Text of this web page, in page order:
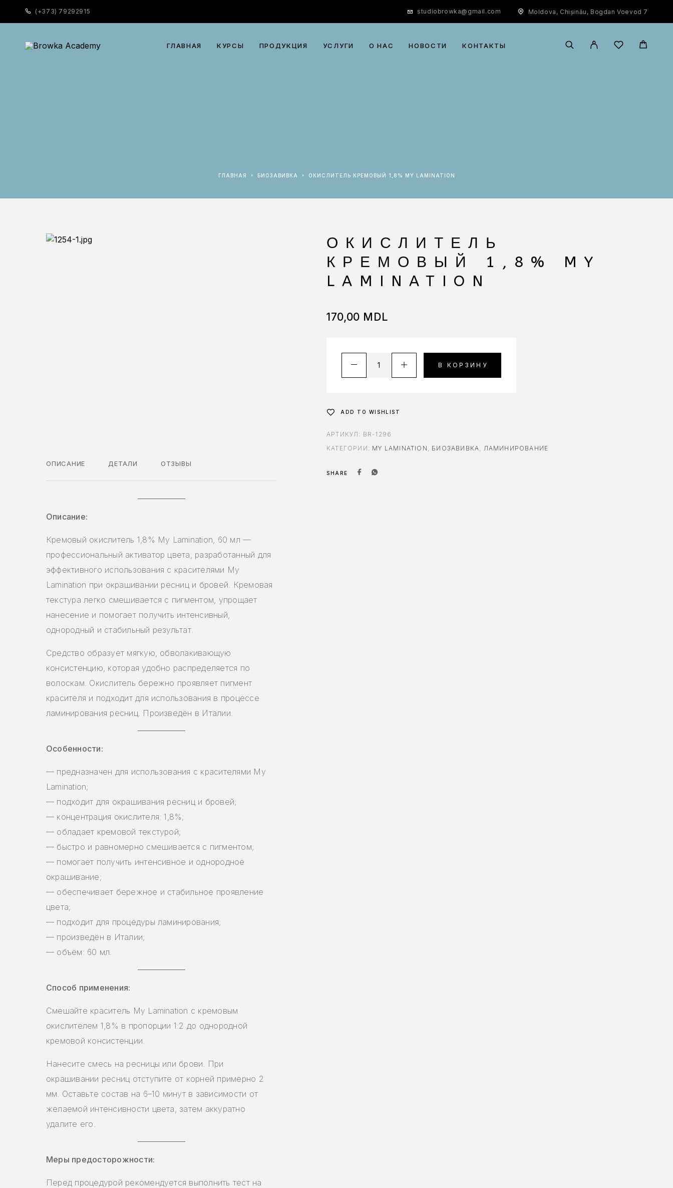
(+373) 79292915 studiobrowka@gmail.com Moldova, Chișinău, Bogdan Voevod 7
ГЛАВНАЯ КУРСЫ ПРОДУКЦИЯ УСЛУГИ О НАС НОВОСТИ КОНТАКТЫ
ГЛАВНАЯ БИОЗАВИВКА ОКИСЛИТЕЛЬ КРЕМОВЫЙ 1,8% MY LAMINATION
ОПИСАНИЕ ДЕТАЛИ ОТЗЫВЫ
Описание:
Кремовый окислитель 1,8% My Lamination, 60 мл —
профессиональный активатор цвета, разработанный для
эффективного использования с красителями My
Lamination при окрашивании ресниц и бровей. Кремовая
текстура легко смешивается с пигментом, упрощает
нанесение и помогает получить интенсивный,
однородный и стабильный результат.
Средство образует мягкую, обволакивающую
консистенцию, которая удобно распределяется по
волоскам. Окислитель бережно проявляет пигмент
красителя и подходит для использования в процессе
ламинирования ресниц. Произведён в Италии.
Особенности:
— предназначен для использования с красителями My
Lamination;
— подходит для окрашивания ресниц и бровей;
— концентрация окислителя: 1,8%;
— обладает кремовой текстурой;
— быстро и равномерно смешивается с пигментом;
— помогает получить интенсивное и однородное
окрашивание;
— обеспечивает бережное и стабильное проявление
цвета;
— подходит для процедуры ламинирования;
— произведён в Италии;
— объём: 60 мл.
Способ применения:
Смешайте краситель My Lamination с кремовым
окислителем 1,8% в пропорции 1:2 до однородной
кремовой консистенции.
Нанесите смесь на ресницы или брови. При
окрашивании ресниц отступите от корней примерно 2
мм. Оставьте состав на 6–10 минут в зависимости от
желаемой интенсивности цвета, затем аккуратно
удалите его.
Меры предосторожности:
Перед процедурой рекомендуется выполнить тест на
ОКИСЛИТЕЛЬ
КРЕМОВЫЙ 1,8% MY
LAMINATION
170,00 MDL
В КОРЗИНУ
ADD TO WISHLIST
АРТИКУЛ: BR-1296
КАТЕГОРИИ: MY LAMINATION , БИОЗАВИВКА, ЛАМИНИРОВАНИЕ
SHARE